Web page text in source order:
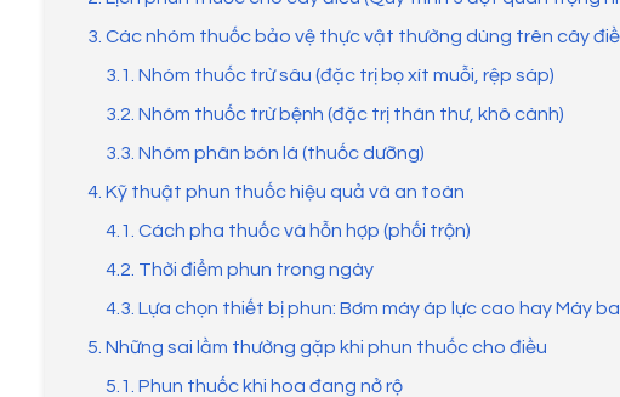
3. Các nhóm thuốc bảo vệ thực vật thường dùng trên cây
3.1. Nhóm thuốc trừ sâu (đặc trị bọ xít muỗi, rệp sáp)
3.2. Nhóm thuốc trừ bệnh (đặc trị thán thư, khô cành)
3.3. Nhóm phân bón lá (thuốc dưỡng)
4. Kỹ thuật phun thuốc hiệu quả và an toàn
4.1. Cách pha thuốc và hỗn hợp (phối trộn)
4.2. Thời điểm phun trong ngày
4.3. Lựa chọn thiết bị phun: Bơm máy áp lực cao hay Máy
5. Những sai lầm thường gặp khi phun thuốc cho điều
5.1. Phun thuốc khi hoa đang nở rộ